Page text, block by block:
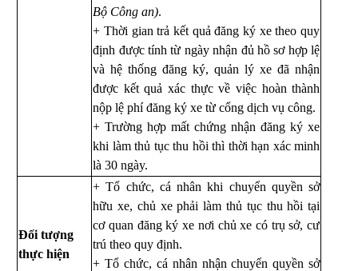
Bộ Công an).
+ Thời gian trả kết quả đăng ký xe theo quy
định được tính từ ngày nhận đủ hồ sơ hợp lệ
và hệ thống đăng ký, quản lý xe đã nhận
được kết quả xác thực về việc hoàn thành
nộp lệ phí đăng ký xe từ cổng dịch vụ công.
+ Trường hợp mất chứng nhận đăng ký xe
khi làm thủ tục thu hồi thì thời hạn xác minh
là 30 ngày.
Đối tượng
thực hiện
+ Tổ chức, cá nhân khi chuyển quyền sở
hữu xe, chủ xe phải làm thủ tục thu hồi tại
cơ quan đăng ký xe nơi chủ xe có trụ sở, cư
trú theo quy định.
+ Tổ chức, cá nhân nhận chuyển quyền sở